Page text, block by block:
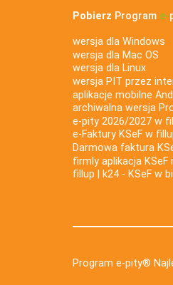
Pobierz Program e‑
wersja dla Windows
wersja dla Mac OS
wersja dla Linux
wersja PIT przez
aplikacje mobilne
archiwalna wersja
e-pity 2026/2027 w
e‑Faktury KSeF w
Darmowa faktura
firmly aplikacja
fillup | k24 - KSeF w
Program e-pity®